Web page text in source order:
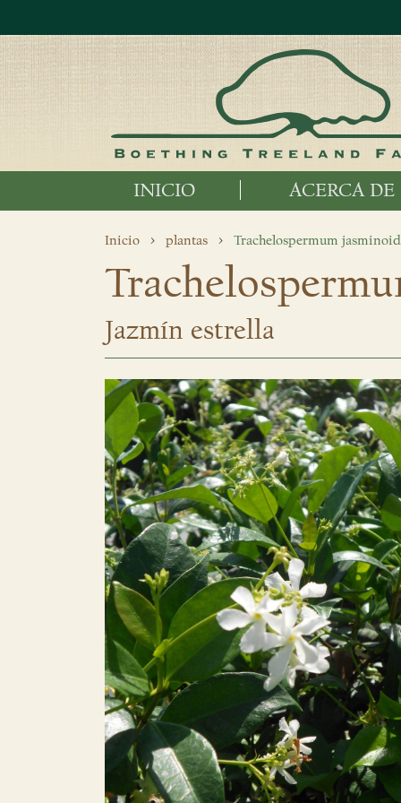
INICIO ACERCA DE
Inicio plantas Trachelospermum
Jazmín estrella